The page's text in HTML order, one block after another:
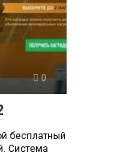
0
бесплатный
Система